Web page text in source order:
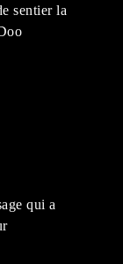
sentier la
qui a